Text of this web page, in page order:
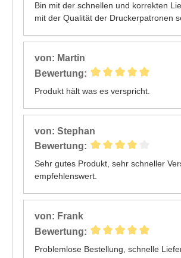
Bin mit der schnellen und korrekten
mit der Qualität der Druckerpatronen
von: Martin
Bewertung:
Produkt hält was es verspricht.
von: Stephan
Bewertung:
Sehr gutes Produkt, sehr schneller
empfehlenswert.
von: Frank
Bewertung:
Problemlose Bestellung, schnelle